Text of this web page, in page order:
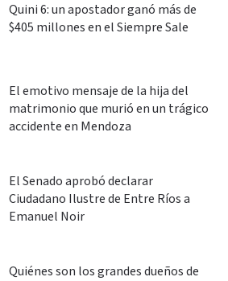
Quini 6: un apostador ganó más de
$405 millones en el Siempre Sale
El emotivo mensaje de la hija del
matrimonio que murió en un trágico
accidente en Mendoza
El Senado aprobó declarar
Ciudadano Ilustre de Entre Ríos a
Emanuel Noir
Quiénes son los grandes dueños de